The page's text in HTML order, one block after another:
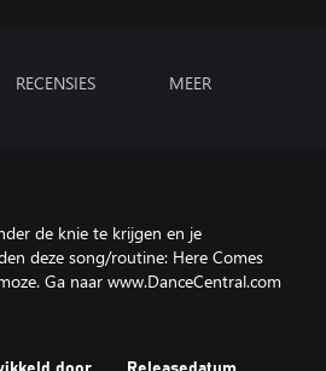
RECENSIES MEER
de knie te krijgen en je
deze song/routine: Here Comes
Ga naar www.DanceCentral.com